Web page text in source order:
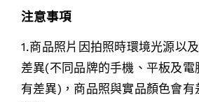
注意事項
1.商品照片因拍照時環境光源以
差異(不同品牌的手機、平板及
有差異)，商品照與實品顏色會有